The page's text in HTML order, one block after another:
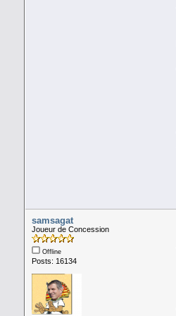
samsagat
Joueur de Concession
Offline
Posts: 16134